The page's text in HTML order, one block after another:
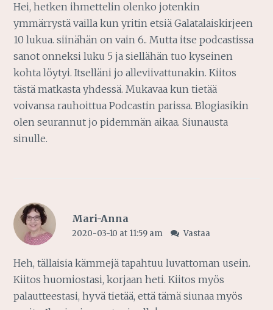
Hei, hetken ihmettelin olenko jotenkin
ymmärrystä vailla kun yritin etsiä Galatalaiskirjeen
10 lukua. siinähän on vain 6.. Mutta itse podcastissa
sanot onneksi luku 5 ja siellähän tuo kyseinen
kohta löytyi. Itselläni jo alleviivattunakin. Kiitos
tästä matkasta yhdessä. Mukavaa kun tietää
voivansa rauhoittua Podcastin parissa. Blogiasikin
olen seurannut jo pidemmän aikaa. Siunausta
sinulle.
Mari-Anna
2020-03-10 at 11:59 am Vastaa
Heh, tällaisia kämmejä tapahtuu luvattoman usein.
Kiitos huomiostasi, korjaan heti. Kiitos myös
palautteestasi, hyvä tietää, että tämä siunaa myös